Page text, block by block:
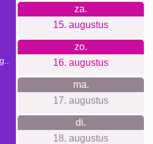
za.
15. augustus
zo.
16. augustus
ma.
17. augustus
di.
18. augustus